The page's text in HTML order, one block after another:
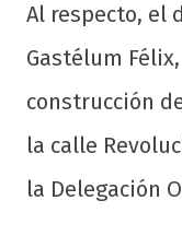
Al respecto, el
Gastélum
construcción
la calle
la Delegación